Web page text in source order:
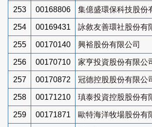
253 00168806 集億盛環保科技股份
254 00169431 詠敘友善環社股份有
255 00170140 興裕股份有限公司
256 00170710 家亨投資股份有限公
257 00170872 冠德控股股份有限公
258 00171210 瑱泰投資控股股份有
259 00171871 歐特海洋牧場股份有